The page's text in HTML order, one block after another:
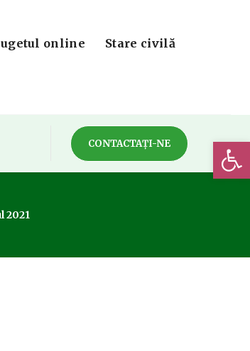
online Stare civilă
CONTACTAȚI-NE
2021